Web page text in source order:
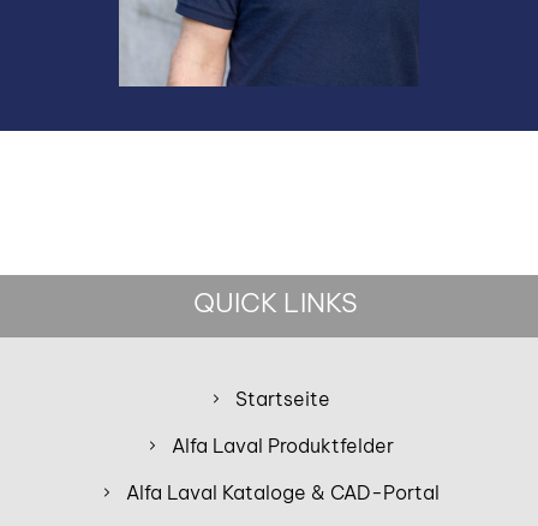
QUICK LINKS
Startseite
Alfa Laval Produktfelder
Alfa Laval Kataloge & CAD-Portal